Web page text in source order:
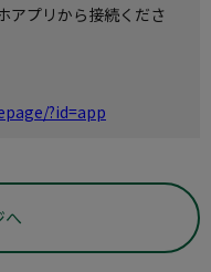
アプリから接続くださ
?id=app
へ